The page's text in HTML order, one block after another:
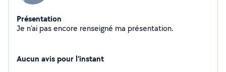
Présentation
Je n'ai pas encore renseigné ma présentation.
Aucun avis pour l'instant